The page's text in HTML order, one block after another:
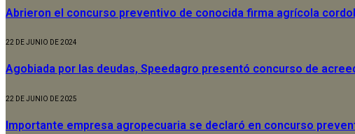
Abrieron el concurso preventivo de conocida firma agrícola
22 DE JUNIO DE 2024
Agobiada por las deudas, Speedagro presentó concurso de
22 DE JUNIO DE 2025
Importante empresa agropecuaria se declaró en concurso